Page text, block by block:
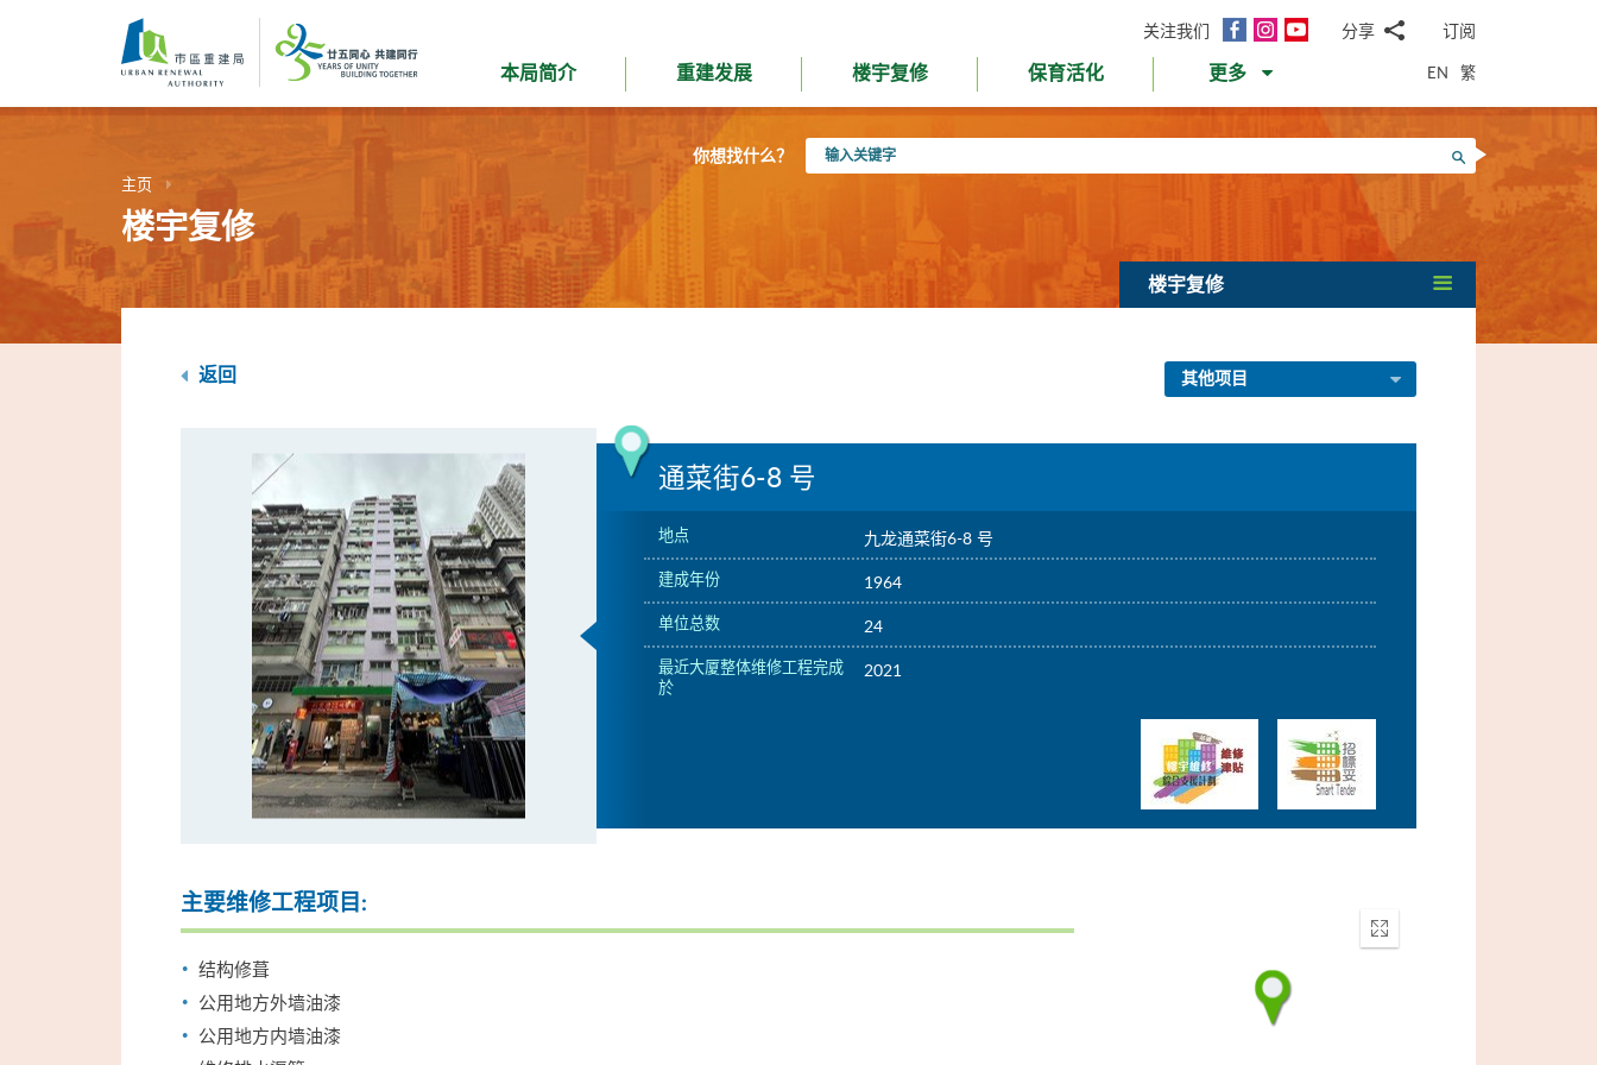
内
关注我们
面
InstagramYouTube分享
邮WhatsApp
微
信
面
书Twitter
LinkedIn
微
订阅
本局简介 重建发展 楼宇复修 保育活化 更多 EN 繁
你想找什么？
入
搜寻
主页
楼宇复修
楼宇复修
返回 其他项目
通菜街6-8 号
地点 九龙通菜街6-8 号
建成年份 1964
单位总数 24
最近大厦整体维修工程完成
於
2021
主要维修工程项目:
结构修葺
公用地方外墙油漆
公用地方内墙油漆
Enter
fullscreen